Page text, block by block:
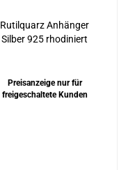
Rutilquarz Anhänger
Silber 925 rhodiniert
Preisanzeige nur für
freigeschaltete Kunden